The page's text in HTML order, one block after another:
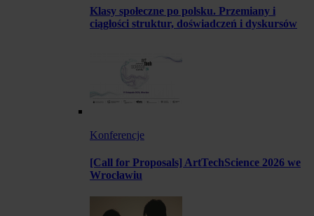
Klasy społeczne po polsku. Przemiany i
ciągłości struktur, doświadczeń i dyskursów
Konferencje
[Call for Proposals] ArtTechScience 2026 we
Wrocławiu